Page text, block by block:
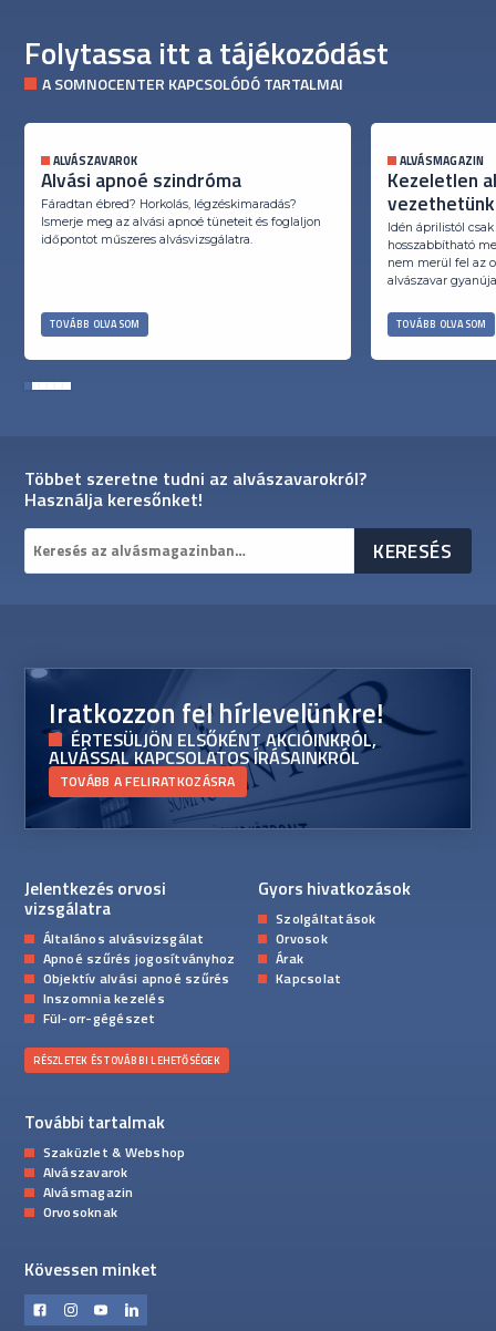
Folytassa itt a tájékozódást
A SOMNOCENTER KAPCSOLÓDÓ TARTALMAI
ALVÁSZAVAROK
Alvási apnoé szindróma
Fáradtan ébred? Horkolás, légzéskimaradás?
Ismerje meg az alvási apnoé tüneteit és foglaljon
időpontot műszeres alvásvizsgálatra.
TOVÁBB OLVASOM
ALVÁSMAGAZIN
Kezeletlen
Idén áprilistól
hosszabbítható
nem merül fel az
alvászavar
TOVÁBB OLVASOM
123456
Többet szeretne tudni az alvászavarokról?
Használja keresőnket!
Iratkozzon fel hírlevelünkre!
ÉRTESÜLJÖN ELSŐKÉNT AKCIÓINKRÓL,
ALVÁSSAL KAPCSOLATOS ÍRÁSAINKRÓL
TOVÁBB A FELIRATKOZÁSRA
Jelentkezés orvosi
vizsgálatra
Általános alvásvizsgálat
Apnoé szűrés jogosítványhoz
Objektív alvási apnoé szűrés
Inszomnia kezelés
Fül-orr-gégészet
RÉSZLETEK ÉS TOVÁBBI LEHETŐSÉGEK
Gyors hivatkozások
Szolgáltatások
Orvosok
Árak
Kapcsolat
További tartalmak
Szaküzlet & Webshop
Alvászavarok
Alvásmagazin
Orvosoknak
Kövessen minket